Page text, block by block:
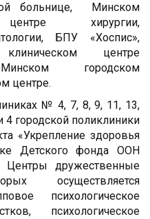
больнице, Минском
центре хирургии,
БПУ «Хоспис»,
центре
Минском городском
центре.
№ 4, 7, 8, 9, 11, 13,
4 городской поликлиники
«Укрепление здоровья
Детского фонда ООН
дружественные
осуществляется
психологическое
психологическое